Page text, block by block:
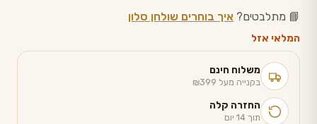
📘 מתלבטים? איך בוחרים שולחן סלון
המלאי אזל
משלוח חינם
בקנייה מעל ₪399
החזרה קלה
תוך 14 יום